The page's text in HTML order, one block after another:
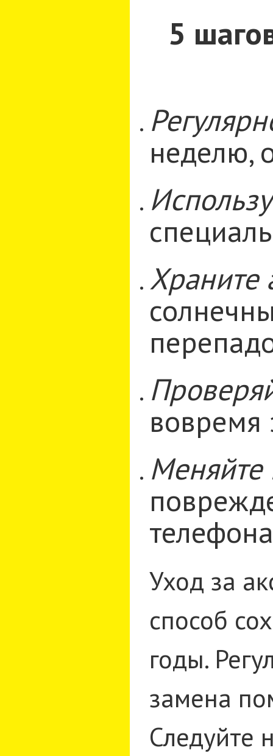
5
неделю,
Храните
вовремя
Меняйте
Уход за
способ
годы.
замена
Следуйте